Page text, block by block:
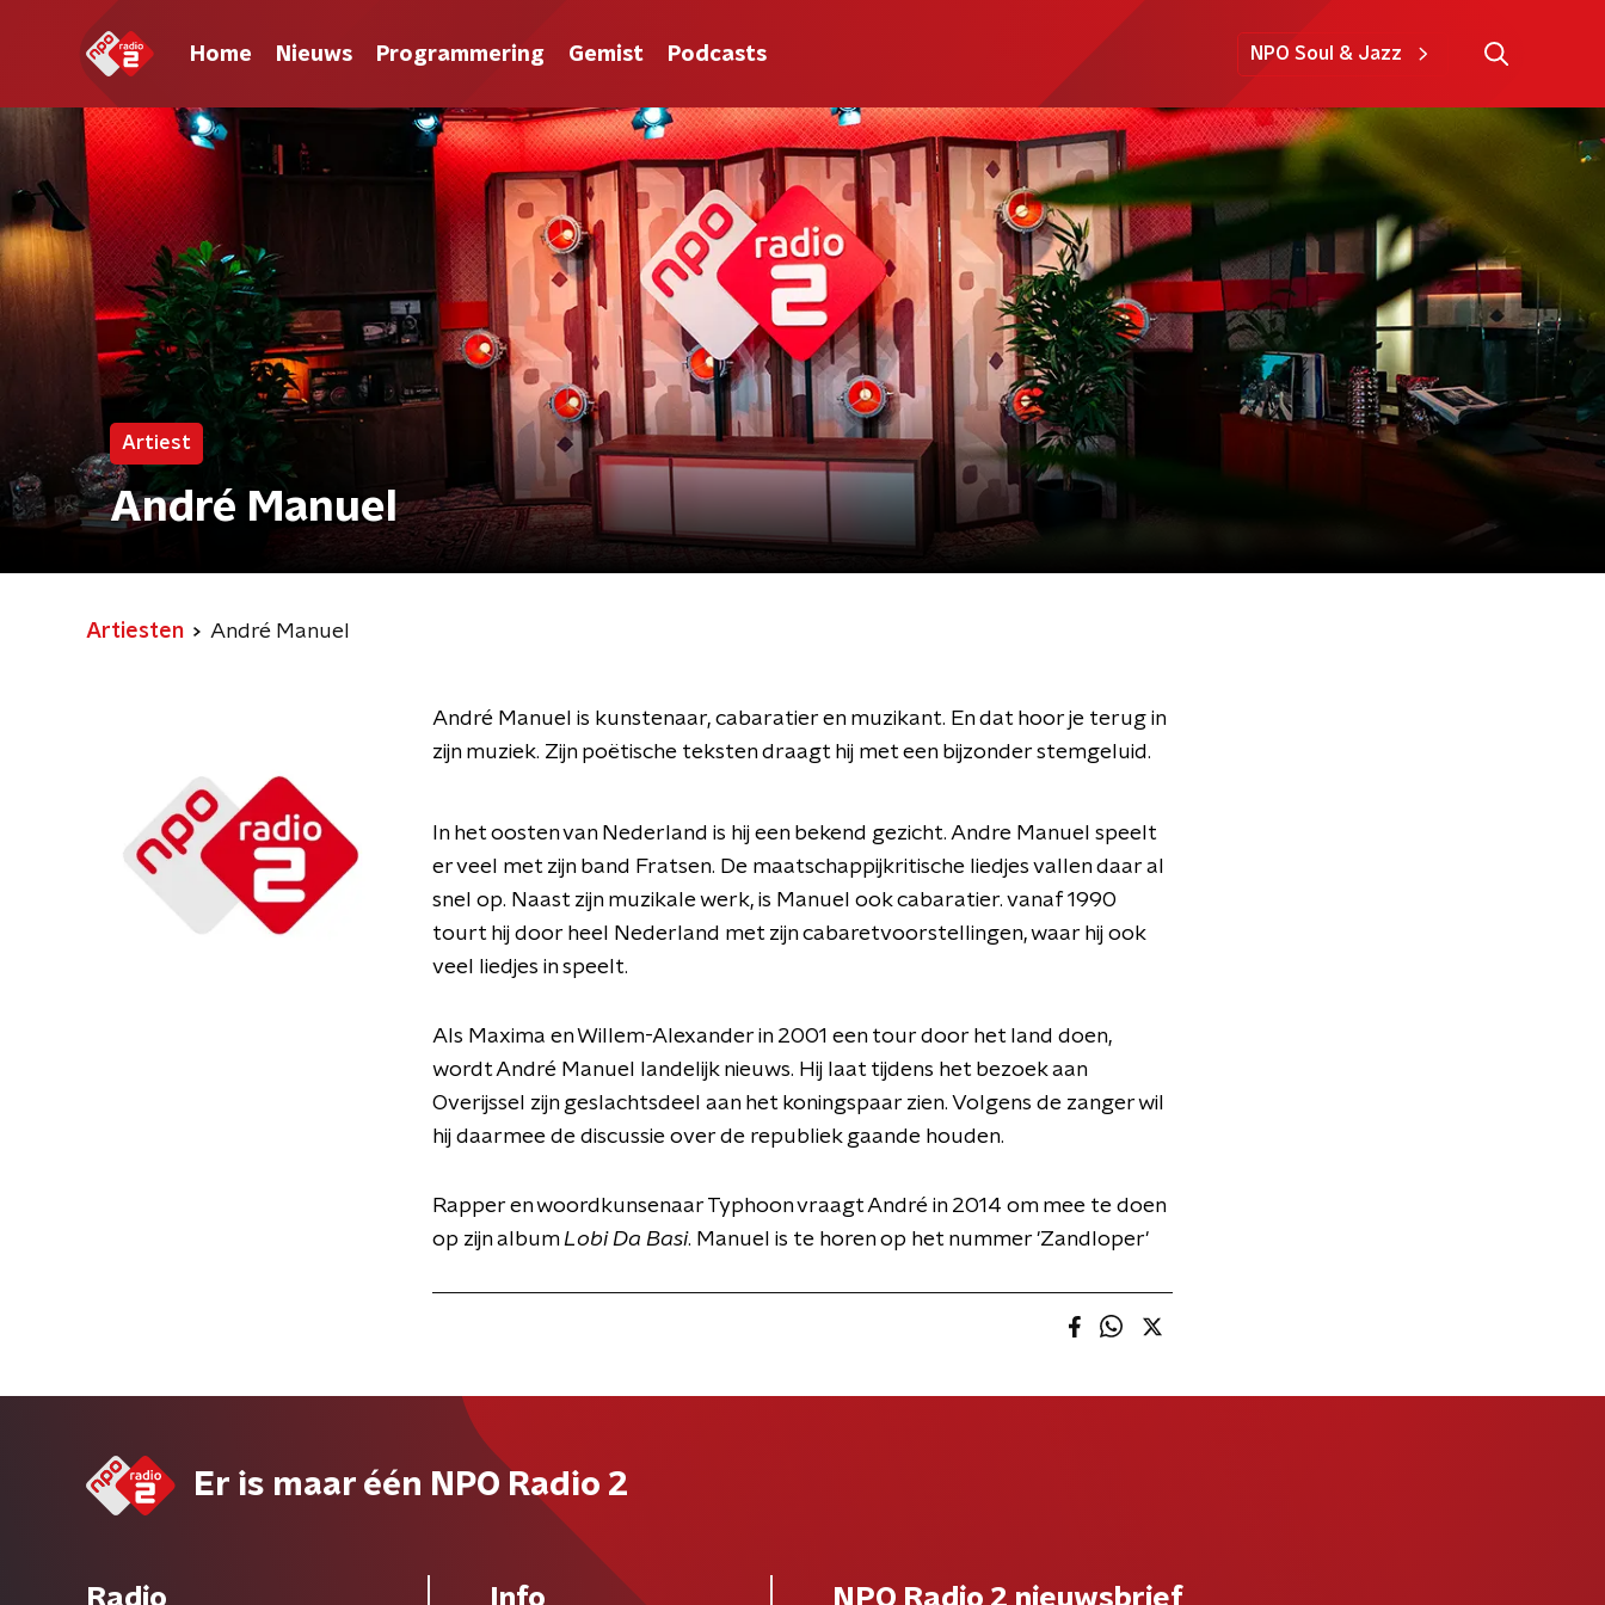
Home Nieuws Programmering Gemist Podcasts NPO Soul & Jazz
Artiest
André Manuel
Artiesten André Manuel
André Manuel is kunstenaar, cabaratier en muzikant. En dat hoor je terug in
zijn muziek. Zijn poëtische teksten draagt hij met een bijzonder stemgeluid.
In het oosten van Nederland is hij een bekend gezicht. Andre Manuel speelt
er veel met zijn band Fratsen. De maatschappijkritische liedjes vallen daar al
snel op. Naast zijn muzikale werk, is Manuel ook cabaratier. vanaf 1990
tourt hij door heel Nederland met zijn cabaretvoorstellingen, waar hij ook
veel liedjes in speelt.
Als Maxima en Willem-Alexander in 2001 een tour door het land doen,
wordt André Manuel landelijk nieuws. Hij laat tijdens het bezoek aan
Overijssel zijn geslachtsdeel aan het koningspaar zien. Volgens de zanger wil
hij daarmee de discussie over de republiek gaande houden.
Rapper en woordkunsenaar Typhoon vraagt André in 2014 om mee te doen
op zijn albumLobi Da Basi. Manuel is te horen op het nummer 'Zandloper'
Er is maar één NPO Radio 2
Radio Info NPO Radio 2 nieuwsbrief